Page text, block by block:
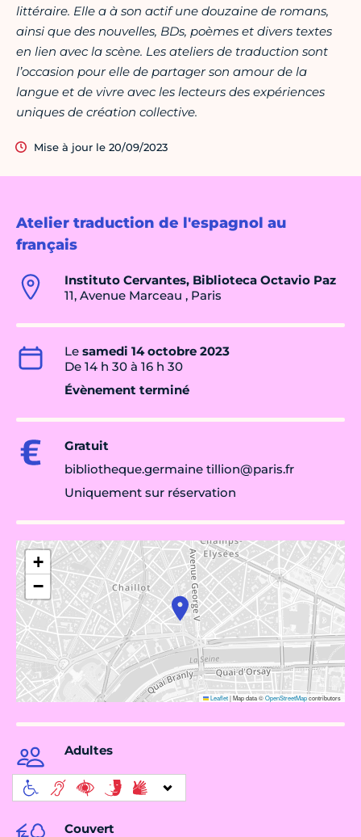
Atelier traduction de l'espagnol au
français
Instituto Cervantes, Biblioteca Octavio Paz
11, Avenue Marceau , Paris
Le samedi 14 octobre 2023
De 14 h 30 à 16 h 30
Évènement terminé
Gratuit
bibliotheque.germaine tillion@paris.fr
Uniquement sur réservation
+
−
Leaflet|Map data ©OpenStreetMapcontributors
Adultes
Couvert
littéraire. Elle a à son actif une douzaine de romans,
ainsi que des nouvelles, BDs, poèmes et divers textes
en lien avec la scène. Les ateliers de traduction sont
l’occasion pour elle de partager son amour de la
langue et de vivre avec les lecteurs des expériences
uniques de création collective.
Mise à jour le 20/09/2023